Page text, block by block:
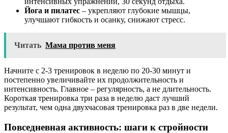
Йога и пилатес – укрепляют глубокие мышцы,
улучшают гибкость и осанку, снижают стресс.
Читать Мама против меня
Начните с 2-3 тренировок в неделю по 20-30 минут и
постепенно увеличивайте их продолжительность и
интенсивность. Главное – регулярность, а не длительность.
Короткая тренировка три раза в неделю даст лучший
результат, чем одна двухчасовая тренировка раз в две недели.
Повседневная активность: шаги к стройности